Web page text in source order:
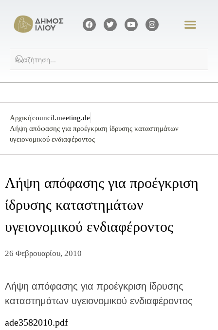
Αρχικήcouncil.meeting.de
Λήψη απόφασης για προέγκριση ίδρυσης καταστημάτων
υγειονομικού ενδιαφέροντος
Λήψη απόφασης για προέγκριση
ίδρυσης καταστημάτων
υγειονομικού ενδιαφέροντος
26 Φεβρουαρίου, 2010
Λήψη απόφασης για προέγκριση ίδρυσης
καταστημάτων υγειονομικού ενδιαφέροντος
ade3582010.pdf